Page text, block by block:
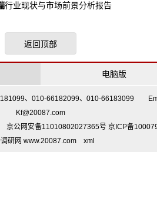
行业现状与市场前景分析报告
返回顶部
电脑版
、010-66182099、010-66183099
Kf@20087.com
京公网安备11010802027365号 京ICP备
研网 www.20087.com
xml